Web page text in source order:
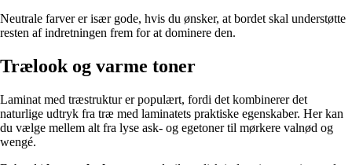
Neutrale farver er især gode, hvis du ønsker, at bordet skal understøtte
resten af indretningen frem for at dominere den.
Trælook og varme toner
Laminat med træstruktur er populært, fordi det kombinerer det
naturlige udtryk fra træ med laminatets praktiske egenskaber. Her kan
du vælge mellem alt fra lyse ask- og egetoner til mørkere valnød og
wengé.